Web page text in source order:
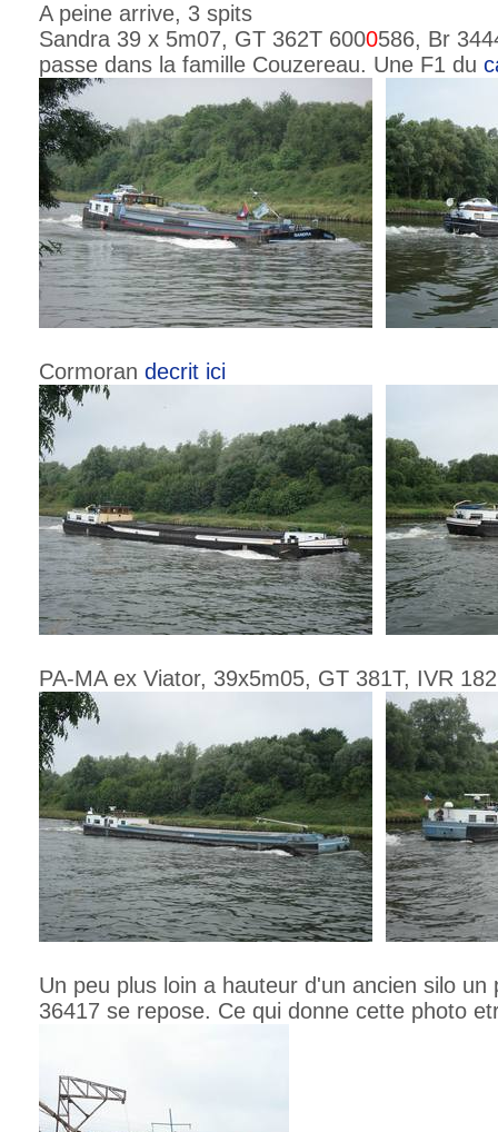
A peine arrive, 3 spits
Sandra 39 x 5m07, GT 362T 6000586, Br
passe dans la famille Couzereau. Une F1 du
Cormoran decrit ici
PA-MA ex Viator, 39x5m05, GT 381T, IVR
Un peu plus loin a hauteur d'un ancien silo un
36417 se repose. Ce qui donne cette photo